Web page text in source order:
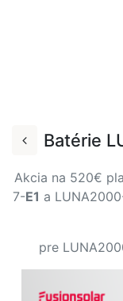
Batérie
Akcia na 520€
7-E1 a
pre